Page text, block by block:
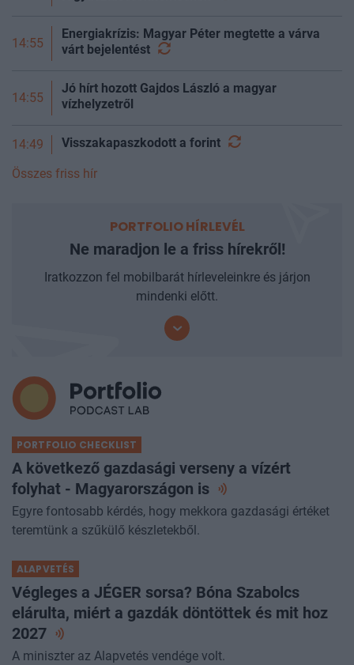
14:55
Energiakrízis: Magyar Péter megtette a várva
várt bejelentést
14:55
Jó hírt hozott Gajdos László a magyar
vízhelyzetről
14:49 Visszakapaszkodott a forint
Összes friss hír
PORTFOLIO HÍRLEVÉL
Ne maradjon le a friss hírekről!
Iratkozzon fel mobilbarát hírleveleinkre és járjon
mindenki előtt.
PORTFOLIO CHECKLIST
A következő gazdasági verseny a vízért
folyhat - Magyarországon is
Egyre fontosabb kérdés, hogy mekkora gazdasági értéket
teremtünk a szűkülő készletekből.
ALAPVETÉS
Végleges a JÉGER sorsa? Bóna Szabolcs
elárulta, miért a gazdák döntöttek és mit hoz
2027
A miniszter az Alapvetés vendége volt.